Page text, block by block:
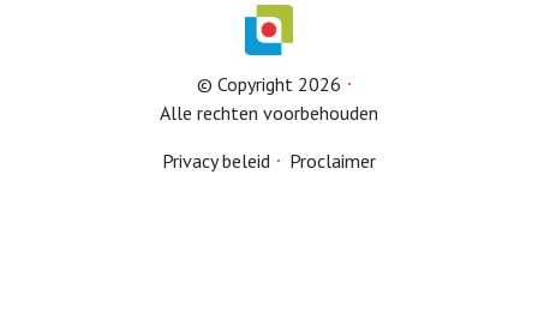
© Copyright 2026
Alle rechten voorbehouden
Privacy beleid
Proclaimer